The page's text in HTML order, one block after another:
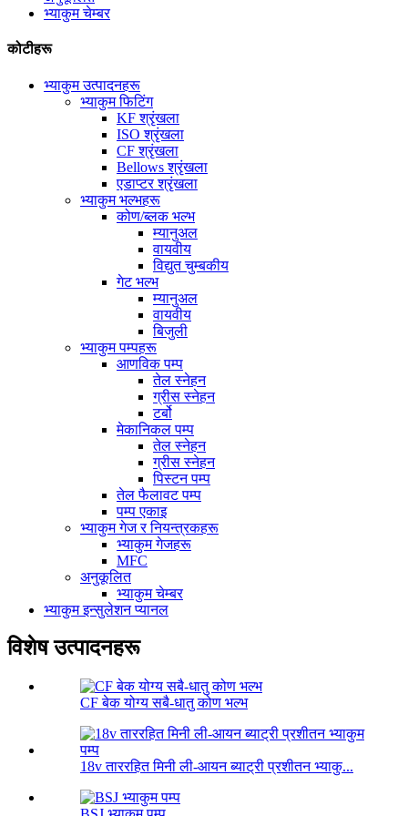
भ्याकुम चेम्बर
कोटीहरू
भ्याकुम उत्पादनहरू
भ्याकुम फिटिंग
KF श्रृंखला
ISO श्रृंखला
CF श्रृंखला
Bellows श्रृंखला
एडाप्टर श्रृंखला
भ्याकुम भल्भहरू
कोण/ब्लक भल्भ
म्यानुअल
वायवीय
विद्युत चुम्बकीय
गेट भल्भ
म्यानुअल
वायवीय
बिजुली
भ्याकुम पम्पहरू
आणविक पम्प
तेल स्नेहन
ग्रीस स्नेहन
टर्बो
मेकानिकल पम्प
तेल स्नेहन
ग्रीस स्नेहन
पिस्टन पम्प
तेल फैलावट पम्प
पम्प एकाइ
भ्याकुम गेज र नियन्त्रकहरू
भ्याकुम गेजहरू
MFC
अनुकूलित
भ्याकुम चेम्बर
भ्याकुम इन्सुलेशन प्यानल
विशेष उत्पादनहरू
CF बेक योग्य सबै-धातु कोण भल्भ
18v ताररहित मिनी ली-आयन ब्याट्री प्रशीतन भ्याकु...